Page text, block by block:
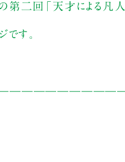
二回「天才による凡
です。